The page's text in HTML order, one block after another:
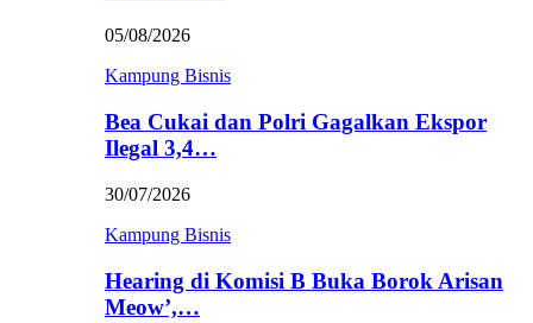
05/08/2026
Kampung Bisnis
Bea Cukai dan Polri Gagalkan Ekspor
Ilegal 3,4…
30/07/2026
Kampung Bisnis
Hearing di Komisi B Buka Borok Arisan
Meow’,…